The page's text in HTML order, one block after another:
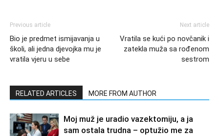
Previous article
Bio je predmet ismijavanja u
školi, ali jedna djevojka mu je
vratila vjeru u sebe
Next article
Vratila se kući po novčanik i
zatekla muža sa rođenom
sestrom
RELATED ARTICLES MORE FROM AUTHOR
Moj muž je uradio vazektomiju, a ja
sam ostala trudna – optužio me za